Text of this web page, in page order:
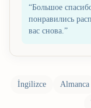
“Большое
понравились
вас снова.”
İngilizce Almanca